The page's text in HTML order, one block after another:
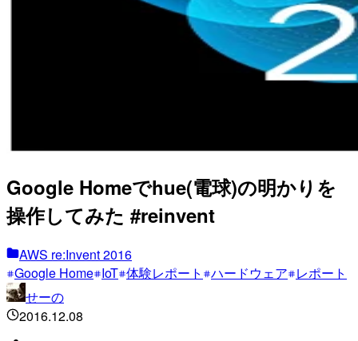
Google Homeでhue(電球)の明かりを
操作してみた #reinvent
AWS re:Invent 2016
Google Home IoT 体験レポート ハードウェア レポート
せーの
2016.12.08